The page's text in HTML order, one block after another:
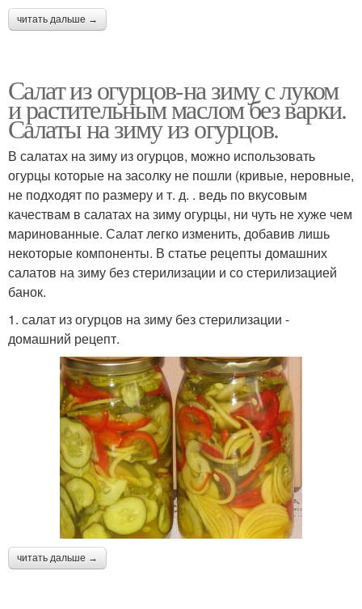
читать дальше →
Салат из огурцов-на зиму с луком
и растительным маслом без варки.
Салаты на зиму из огурцов.
В салатах на зиму из огурцов, можно использовать
огурцы которые на засолку не пошли (кривые, неровные,
не подходят по размеру и т. д. . ведь по вкусовым
качествам в салатах на зиму огурцы, ни чуть не хуже чем
маринованные. Салат легко изменить, добавив лишь
некоторые компоненты. В статье рецепты домашних
салатов на зиму без стерилизации и со стерилизацией
банок.
1. салат из огурцов на зиму без стерилизации -
домашний рецепт.
читать дальше →